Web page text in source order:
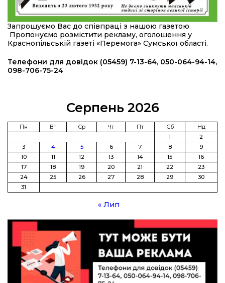
20:36
22 лип
Нова кав’ярня в Сумах: як родина військового
з Краснопілля відкрила «Лев каву» за грантові
кошти (ВІДЕО)
14:37
21 лип
Захищав кордон до останнього подиху:
пам’яті полеглого прикордонника Олександра
Від штанги до «крил»: як спорт і характер
колишнього паверліфтера гартують перемогу
11:19
21 лип
На щиті повертається додому:
Краснопільська громада втратила 27-річного
Захисника Сергія Балабаєнка
11:00
19 лип
Музей, який був частиною життя
10:49
19 лип
Інтелектуальні злети та творчі перемоги:
історія успіху випускниці Вікторії Кондратенко
10:40
19 лип
Вірний присязі до останнього подиху:
підтримайте петицію про присвоєння звання
«Герой України» (посмертно) прикордоннику
Олександру Бойку
Запрошуємо Вас до співпраці з нашою газетою.
Пропонуємо розмістити рекламу, оголошення у
Краснопільській газеті «Перемога» Сумської області.
Телефони для довідок (05459) 7-13-64, 050-064-94-14,
098-706-75-24
Серпень 2026
Пн Вт Ср Чт Пт Сб
Нд
1
2
3
4 5 6 7 8
9
10
11 12 13 14 15
16
17
18 19 20 21 22
23
24
25 26 27 28 29
30
31
« Лип